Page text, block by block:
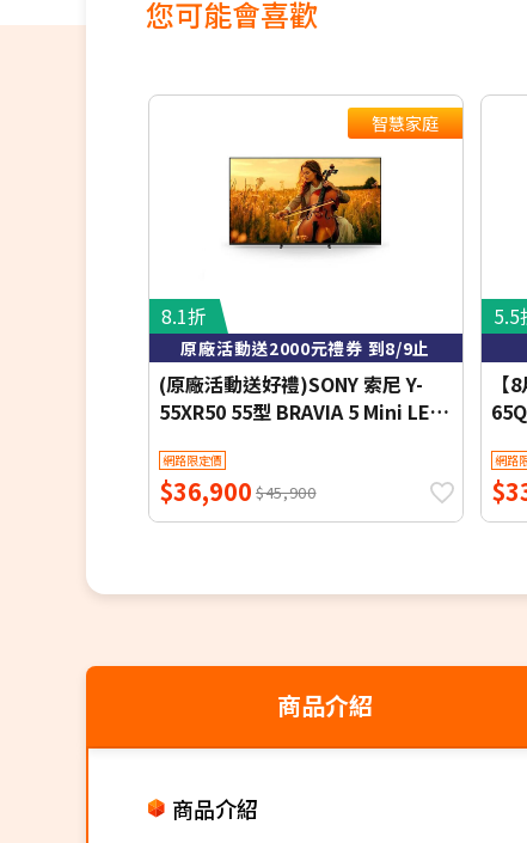
※如商品標題掛有【預購】字樣，都將依照預購日期
續出貨，如遇原廠供貨延遲，將會再另外發送簡訊通
您可能會喜歡
智慧家庭
8.1折
原廠活動送2000元禮券 到8/9止
(原廠活動送好禮)SONY 索尼 Y-
55XR50 55型 BRAVIA 5 Mini LED
網路限定價
$36,900 $45,900
5.5
【
網路
商品介紹
商品介紹